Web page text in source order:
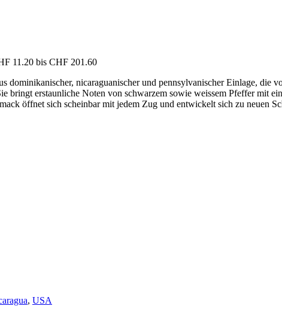
11.20 bis CHF 201.60
dominikanischer, nicaraguanischer und pennsylvanischer Einlage, die
bringt erstaunliche Noten von schwarzem sowie weissem Pfeffer mit
öffnet sich scheinbar mit jedem Zug und entwickelt sich zu neuen
, USA